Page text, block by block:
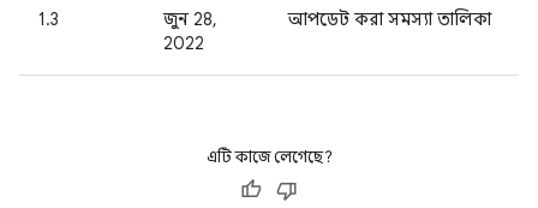
1.3
জুন 28,
2022
আপডেট করা সমস্যা তালিকা
এটি কাজে লেগেছে?